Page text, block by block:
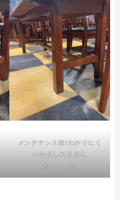
メンテナンス後(わかりにく
いかもしれません
が・・・）